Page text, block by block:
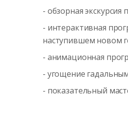
- обзорная экскурсия
- интерактивная
наступившем новом
- анимационная
- угощение
- показательный